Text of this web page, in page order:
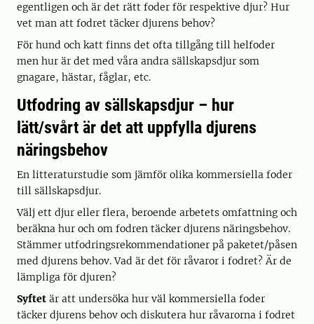
egentligen och är det rätt foder för respektive djur? Hur
vet man att fodret täcker djurens behov?
För hund och katt finns det ofta tillgång till helfoder
men hur är det med våra andra sällskapsdjur som
gnagare, hästar, fåglar, etc.
Utfodring av sällskapsdjur – hur
lätt/svårt är det att uppfylla djurens
näringsbehov
En litteraturstudie som jämför olika kommersiella foder
till sällskapsdjur.
Välj ett djur eller flera, beroende arbetets omfattning och
beräkna hur och om fodren täcker djurens näringsbehov.
Stämmer utfodringsrekommendationer på paketet/påsen
med djurens behov. Vad är det för råvaror i fodret? Är de
lämpliga för djuren?
Syftet är att undersöka hur väl kommersiella foder
täcker djurens behov och diskutera hur råvarorna i fodret